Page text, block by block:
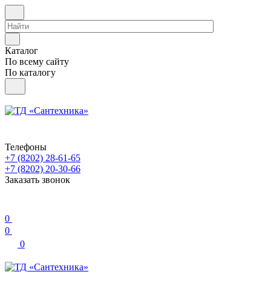
Каталог
По всему сайту
По каталогу
Телефоны
+7 (8202) 28‑61-65
+7 (8202) 20‑30-66
Заказать звонок
0
0
0